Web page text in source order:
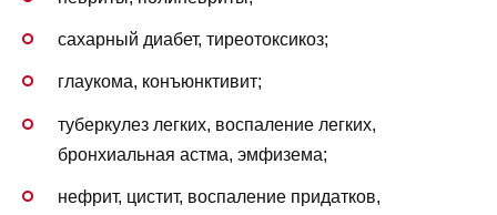
сахарный диабет, тиреотоксикоз;
глаукома, конъюнктивит;
туберкулез легких, воспаление легких,
бронхиальная астма, эмфизема;
нефрит, цистит, воспаление придатков,